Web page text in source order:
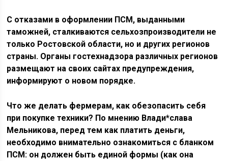
С отказами в оформлении ПСМ, выданными
таможней, сталкиваются сельхозпроизводители не
только Ростовской области, но и других регионов
страны. Органы гостехнадзора различных регионов
размещают на своих сайтах предупреждения,
информируют о новом порядке.
Что же делать фермерам, как обезопасить себя
при покупке техники? По мнению Влади*слава
Мельникова, перед тем как платить деньги,
необходимо внимательно ознакомиться с бланком
ПСМ: он должен быть единой формы (как она